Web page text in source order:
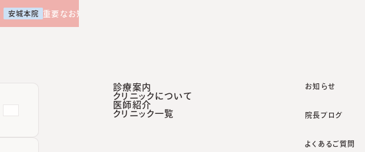
安城本院 重要なお知らせ
診療案内
クリニックについて
医師紹介
クリニック一覧
お知らせ
院長ブログ
よくあるご質問